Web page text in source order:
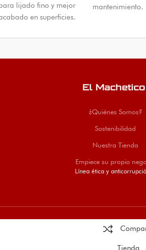
lijado fino y mejor
en superficies.
con envío
mantenimiento.
El Machetico
¿Quiénes Somos?
Sostenibilidad
Nuestra Tienda
Empiece su propio
Línea ética y
Tienda